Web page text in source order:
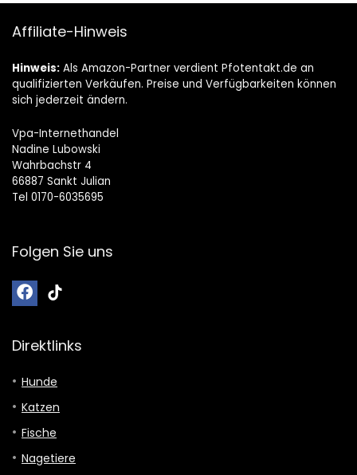
Affiliate-Hinweis
Hinweis: Als Amazon-Partner verdient Pfotentakt.de an
qualifizierten Verkäufen. Preise und Verfügbarkeiten können
sich jederzeit ändern.
Vpa-Internethandel
Nadine Lubowski
Wahrbachstr 4
66887 Sankt Julian
Tel 0170-6035695
Folgen Sie uns
Direktlinks
Hunde
Katzen
Fische
Nagetiere